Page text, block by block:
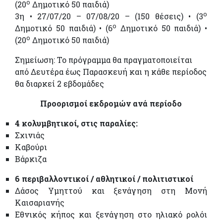
(20ο Δημοτικό 50 παιδιά)
3η • 27/07/20 – 07/08/20 – (150 θέσεις) • (3ο
Δημοτικό 50 παιδιά) • (6ο Δημοτικό 50 παιδιά) •
(20ο Δημοτικό 50 παιδιά)
Σημείωση: Το πρόγραμμα θα πραγματοποιείται
από Δευτέρα έως Παρασκευή και η κάθε περίοδος
θα διαρκεί 2 εβδομάδες
Προορισμοί εκδρομών ανά περίοδο
4 κολυμβητικοί, στις παραλίες:
Σχινιάς
Καβούρι
Βάρκιζα
6 περιβαλλοντικοί / αθλητικοί / πολιτιστικοί
Δάσος Υμηττού και ξενάγηση στη Μονή
Καισαριανής
Εθνικός κήπος και ξενάγηση στο ηλιακό ρολόι